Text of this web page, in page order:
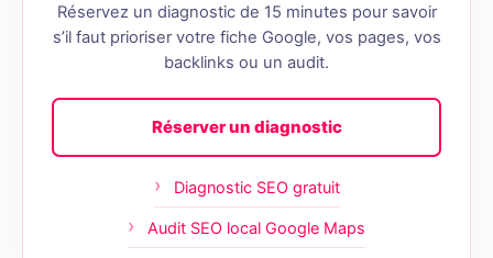
Réservez un diagnostic de 15 minutes pour savoir
s’il faut prioriser votre fiche Google, vos pages, vos
backlinks ou un audit.
Réserver un diagnostic
Diagnostic SEO gratuit
Audit SEO local Google Maps